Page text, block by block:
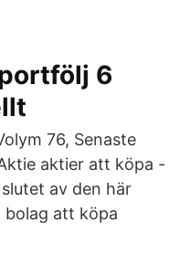
6
76, Senaste
aktier att köpa -
av den här
att köpa